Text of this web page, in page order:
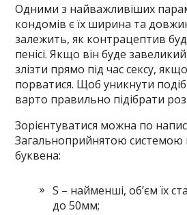
Одними з найважливіших
кондомів є їх ширина та
залежить, як контрацептив
пенісі. Якщо він буде
злізти прямо під час сексу,
порватися. Щоб уникнути
варто правильно підібрати
Зорієнтуватися можна по
Загальноприйнятою системою
буквена:
S – найменші, об’єм їх
до 50мм;